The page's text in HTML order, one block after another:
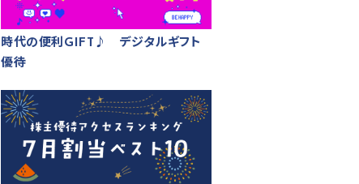
時代の便利GIFT♪ デジタルギフト
優待